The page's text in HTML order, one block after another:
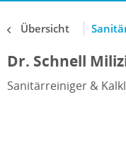
Übersicht
Dr. Schnell
Sanitärreiniger &